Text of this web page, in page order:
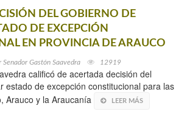
DEL GOBIERNO DE
DE EXCEPCIÓN
EN PROVINCIA DE ARAUCO
Senador Gastón Saavedra 12919
calificó de acertada decisión del
estado de excepción constitucional para las
Arauco y la Araucanía
LEER MÁS